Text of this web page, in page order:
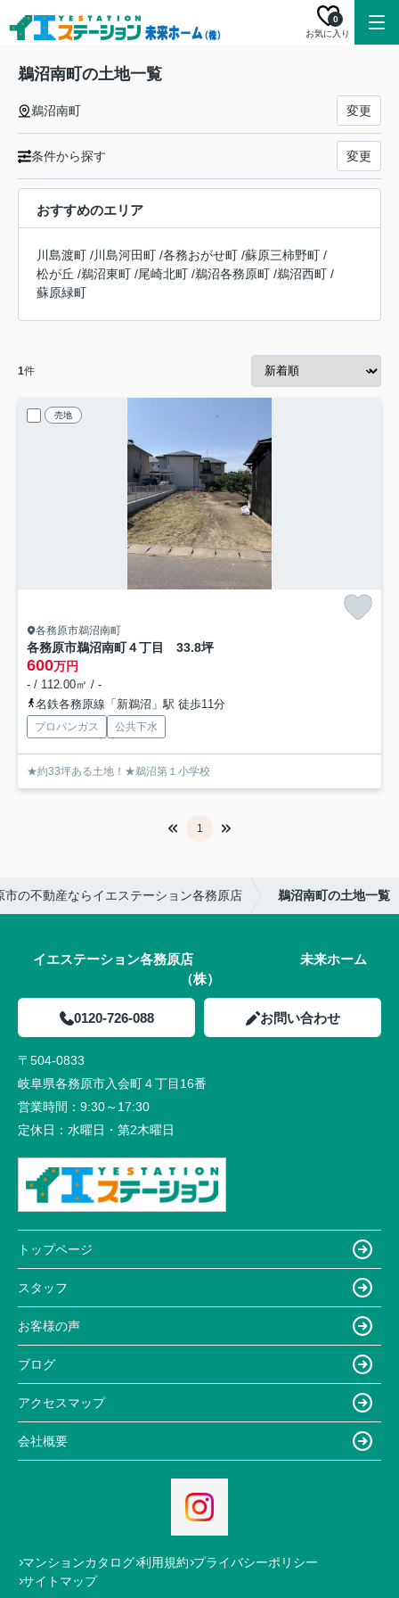
お気に入り
0
鵜沼南町の土地一覧
鵜沼南町 変更
条件から探す 変更
おすすめのエリア
川島渡町 /川島河田町 /各務おがせ町 /蘇原三柿野町 /
松が丘 /鵜沼東町 /尾崎北町 /鵜沼各務原町 /鵜沼西町 /
蘇原緑町
1件
売地
各務原市鵜沼南町
各務原市鵜沼南町４丁目 33.8坪
600万円
- / 112.00㎡ / -
名鉄各務原線「新鵜沼」駅 徒歩11分
プロパンガス 公共下水
★約33坪ある土地！★鵜沼第１小学校
1
市の不動産ならイエステーション各務原店 鵜沼南町の土地一覧
イエステーション各務原店 未来ホーム
（株）
0120-726-088 お問い合わせ
〒504-0833
岐阜県各務原市入会町４丁目16番
営業時間： 9:30～17:30
定休日： 水曜日・第2木曜日
トップページ
スタッフ
お客様の声
ブログ
アクセスマップ
会社概要
マンションカタログ 利用規約 プライバシーポリシー
サイトマップ